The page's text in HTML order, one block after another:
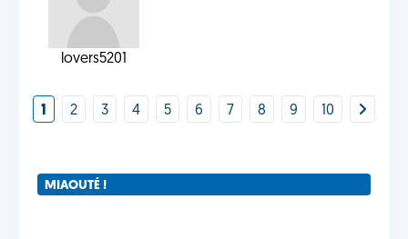
lovers5201
1 2 3 4 5 6 7 8 9 10
MIAOUTÉ !